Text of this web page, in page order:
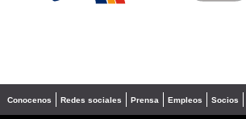
Conocenos Redes sociales Prensa Empleos Socios